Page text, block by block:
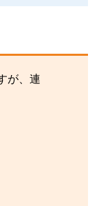
が、連